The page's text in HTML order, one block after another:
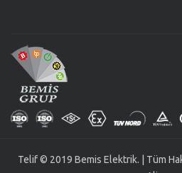
Telif © 2019 Bemis Elektrik. | Tüm